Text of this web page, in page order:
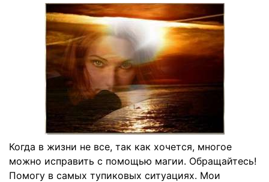
Когда в жизни не все, так как хочется, многое
можно исправить с помощью магии. Обращайтесь!
Помогу в самых тупиковых ситуациях. Мои